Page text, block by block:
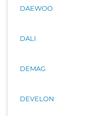
DAEWOO
DALI
DEMAG
DEVELON